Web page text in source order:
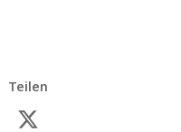
Teilen